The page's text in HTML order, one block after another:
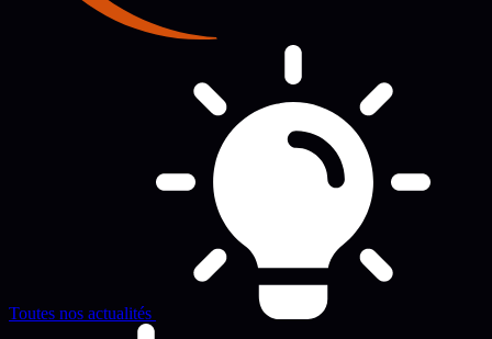
Toutes nos actualités